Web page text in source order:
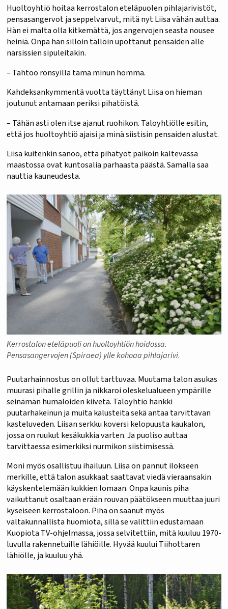
Huoltoyhtiö hoitaa kerrostalon eteläpuolen pihlajarivistöt,
pensasangervot ja seppelvarvut, mitä nyt Liisa vähän auttaa.
Hän ei malta olla kitkemättä, jos angervojen seasta nousee
heiniä. Onpa hän silloin tällöin upottanut pensaiden alle
narsissien sipuleitakin.
– Tahtoo rönsyillä tämä minun homma.
Kahdeksankymmentä vuotta täyttänyt Liisa on hieman
joutunut antamaan periksi pihatöistä.
– Tähän asti olen itse ajanut ruohikon. Taloyhtiölle esitin,
että jos huoltoyhtiö ajaisi ja minä siistisin pensaiden alustat.
Liisa kuitenkin sanoo, että pihatyöt paikoin kaltevassa
maastossa ovat kuntosalia parhaasta päästä. Samalla saa
nauttia kauneudesta.
Kerrostalon eteläpuoli on huoltoyhtiön hoidossa.
Pensasangervojen (Spiraea) ylle kohoaa pihlajarivi.
Puutarhainnostus on ollut tarttuvaa. Muutama talon asukas
muurasi pihalle grillin ja nikkaroi oleskelualueen ympärille
seinämän humaloiden kiivetä. Taloyhtiö hankki
puutarhakeinun ja muita kalusteita sekä antaa tarvittavan
kasteluveden. Liisan serkku koversi kelopuusta kaukalon,
jossa on ruukut kesäkukkia varten. Ja puoliso auttaa
tarvittaessa esimerkiksi nurmikon siistimisessä.
Moni myös osallistuu ihailuun. Liisa on pannut ilokseen
merkille, että talon asukkaat saattavat viedä vieraansakin
käyskentelemään kukkien lomaan. Onpa kaunis piha
vaikuttanut osaltaan erään rouvan päätökseen muuttaa juuri
kyseiseen kerrostaloon. Piha on saanut myös
valtakunnallista huomiota, sillä se valittiin edustamaan
Kuopiota TV-ohjelmassa, jossa selvitettiin, mitä kuuluu 1970-
luvulla rakennetuille lähiöille. Hyvää kuului Tiihottaren
lähiölle, ja kuuluu yhä.